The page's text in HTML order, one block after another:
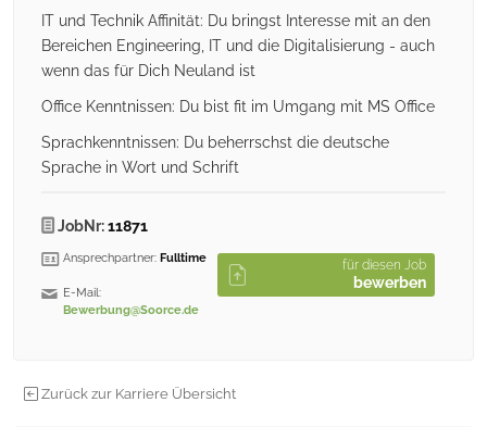
IT und Technik Affinität: Du bringst Interesse mit an den
Bereichen Engineering, IT und die Digitalisierung - auch
wenn das für Dich Neuland ist
Office Kenntnissen: Du bist fit im Umgang mit MS Office
Sprachkenntnissen: Du beherrschst die deutsche
Sprache in Wort und Schrift
JobNr:11871
Ansprechpartner: Fulltime
E-Mail:
Bewerbung@Soorce.de
für diesen Job
bewerben
Zurück zur Karriere Übersicht